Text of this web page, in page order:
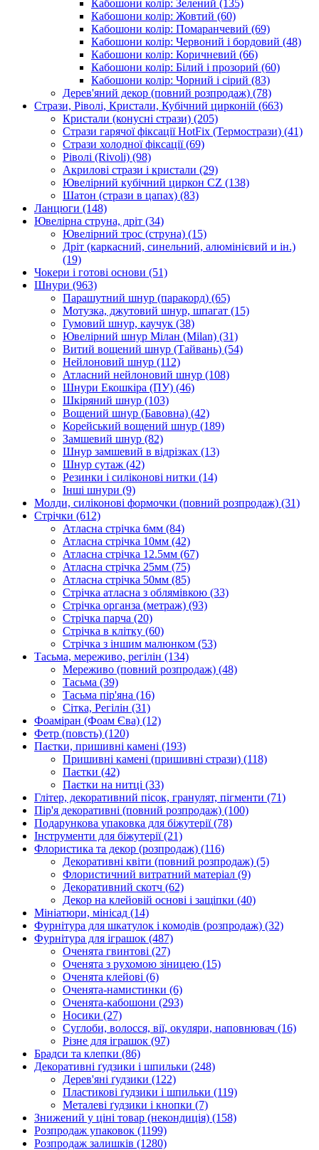
Кабошони колір: Зелений (135)
Кабошони колір: Жовтий (60)
Кабошони колір: Помаранчевий (69)
Кабошони колір: Червоний і бордовий (48)
Кабошони колір: Коричневий (66)
Кабошони колір: Білий і прозорий (60)
Кабошони колір: Чорний і сірий (83)
Дерев'яний декор (повний розпродаж) (78)
Стрази, Ріволі, Кристали, Кубічний цирконій (663)
Кристали (конусні стрази) (205)
Стрази гарячої фіксації HotFix (Термострази) (41)
Стрази холодної фіксації(69)
Ріволі (Rivoli) (98)
Акрилові стрази і кристали (29)
Ювелірний кубічний циркон CZ (138)
Шатон (стрази в цапах) (83)
Ланцюги (148)
Ювелірна струна, дріт (34)
Ювелірний трос (струна) (15)
Дріт (каркасний, синельний, алюмінієвий и ін.)
(19)
Чокери і готові основи (51)
Шнури (963)
Парашутний шнур (паракорд) (65)
Мотузка, джутовий шнур, шпагат (15)
Гумовий шнур, каучук (38)
Ювелірний шнур Мілан (Milan) (31)
Витий вощений шнур (Тайвань) (54)
Нейлоновий шнур (112)
Атласний нейлоновий шнур (108)
Шнури Екошкіра (ПУ) (46)
Шкіряний шнур (103)
Вощений шнур (Бавовна) (42)
Корейський вощений шнур (189)
Замшевий шнур (82)
Шнур замшевий в відрізках (13)
Шнур сутаж (42)
Резинки і силіконові нитки (14)
Інші шнури (9)
Молди, силіконові формочки (повний розпродаж) (31)
Стрічки (612)
Атласна стрічка 6мм (84)
Атласна стрічка 10мм (42)
Атласна стрічка 12.5мм (67)
Атласна стрічка 25мм (75)
Атласна стрічка 50мм (85)
Стрічка атласна з облямівкою (33)
Стрічка органза (метраж) (93)
Стрічка парча (20)
Стрічка в клітку (60)
Стрічка з іншим малюнком (53)
Тасьма, мереживо, регілін (134)
Мереживо (повний розпродаж) (48)
Тасьма (39)
Тасьма пір'яна (16)
Сітка, Регілін (31)
Фоаміран (Фоам Єва) (12)
Фетр (повсть) (120)
Паєтки, пришивні камені (193)
Пришивні камені (пришивні стрази) (118)
Паєтки (42)
Паєтки на нитці (33)
Глітер, декоративний пісок, гранулят, пігменти (71)
Пір'я декоративні (повний розпродаж) (100)
Подарункова упаковка для біжутерії(78)
Інструменти для біжутерії(21)
Флористика та декор (розпродаж) (116)
Декоративні квіти (повний розпродаж) (5)
Флористичний витратний матеріал (9)
Декоративний скотч (62)
Декор на клейовій основі і защіпки (40)
Мініатюри, мінісад (14)
Фурнітура для шкатулок і комодів (розпродаж) (32)
Фурнітура для іграшок (487)
Оченята гвинтові (27)
Оченята з рухомою зіницею (15)
Оченята клейові (6)
Оченята-намистинки (6)
Оченята-кабошони (293)
Носики (27)
Суглоби, волосся, вії, окуляри, наповнювач (16)
Різне для іграшок (97)
Брадси та клепки (86)
Декоративні ґудзики і шпильки (248)
Дерев'яні ґудзики (122)
Пластикові ґудзики і шпильки (119)
Металеві ґудзики і кнопки (7)
Знижений у ціні товар (некондиція) (158)
Розпродаж упаковок (1199)
Розпродаж залишків (1280)